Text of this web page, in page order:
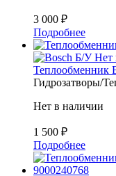
3 000 ₽
Подробнее
Б/У Нет
Теплообменник
Гидрозатворы/
Нет в наличии
1 500 ₽
Подробнее